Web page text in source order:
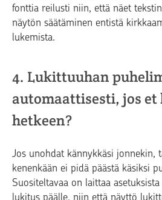
fonttia reilusti niin, että näet
näytön säätäminen entistä
lukemista.
4. Lukittuuhan
automaattisesti, jos et
hetkeen?
Jos unohdat kännykkäsi jonnekin,
kenenkään ei pidä päästä käsiksi
Suositeltavaa on laittaa
lukitus päälle, niin että näyttö